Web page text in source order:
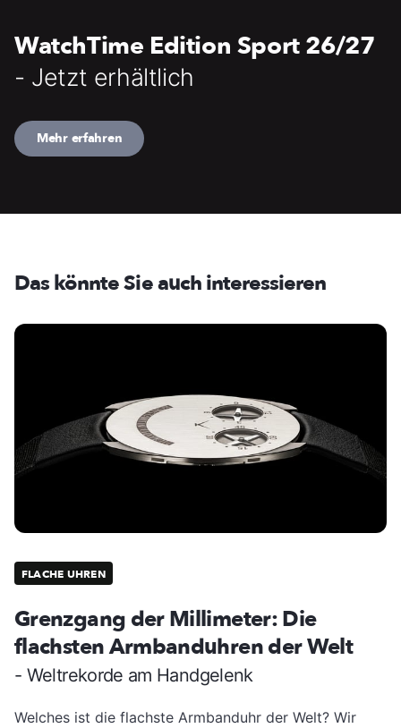
WatchTime Edition Sport 26/27
- Jetzt erhältlich
Mehr erfahren
Das könnte Sie auch interessieren
FLACHE UHREN
Grenzgang der Millimeter: Die
flachsten Armbanduhren der Welt
- Weltrekorde am Handgelenk
Welches ist die flachste Armbanduhr der Welt? Wir